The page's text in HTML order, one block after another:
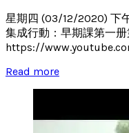
星期四 (03/12/2020) 下
集成行動：早期課第一
https://
Read more